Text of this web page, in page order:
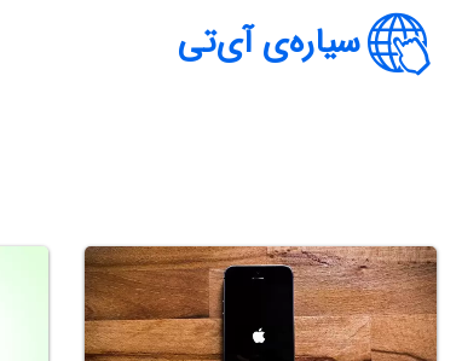
سیاره‌ی آی‌تی